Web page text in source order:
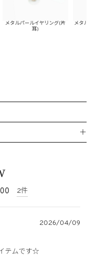
メタルパールイヤリング(片
耳)
メタル
＋
2
2026/04/09
華やかさと上品さを兼ね備えているアイテムです☆